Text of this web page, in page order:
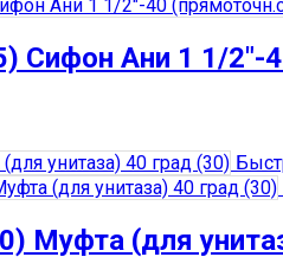
Сифон Ани 1 1/2″-
Муфта (для